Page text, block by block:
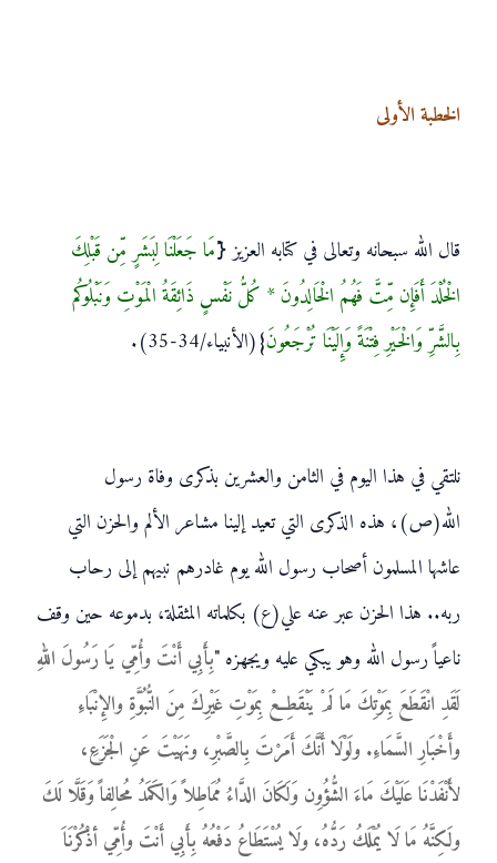
الخطبة الأولى
قال الله سبحانه وتعالى في كتابه العزيز {َمَا جَعَلْنَا لِبَشَرٍ مِّن قَبْلِكَ
الْخُلْدَ أَفَإِن مِّتَّ فَهُمُ الْخَالِدُونَ * كُلُّ نَفْسٍ ذَائِقَةُ الْمَوْتِ وَنَبْلُوكُم
بِالشَّرِّ وَالْخَيْرِ فِتْنَةً وَإِلَيْنَا تُرْجَعُونَ}(الأنبياء/34-35).
نلتقي في هذا اليوم في الثامن والعشرين بذكرى وفاة رسول
الله(ص)، هذه الذكرى التي تعيد إلينا مشاعر الألم والحزن التي
عاشها المسلمون أصحاب رسول الله يوم غادرهم نبيهم إلى رحاب
ربه.. هذا الحزن عبر عنه علي(ع) بكلماته المثقلة، بدموعه حين وقف
ناعياً رسول الله وهو يبكي عليه ويجهزه "بِأَبِي أَنْتَ وأُمِّي يَا رَسُولَ اللهِ
لَقَدِ انْقَطَعَ بِمَوْتِكَ مَا لَمْ يَنْقَطِعْ بِمَوْتِ غَيْرِكَ مِنَ النُّبُوَّةِ والإِنْبَاءِ
وأَخْبَارِ السَّمَاءِ. ولَوْلَا أَنَّكَ أَمَرْتَ بِالصَّبْرِ، ونَهَيْتَ عَنِ الْجَزَعِ،
لأَنْفَدْنَا عَلَيْكَ مَاءَ الشُّؤُوِن وَلَكَانَ الدَّاءُ مُمَاطِلاً وَالكَمَدُ مُحالِفاً وَقَلَّا لَكَ
ولَكِنَّهُ مَا لَا يُمْلَكُ رَدُّهُ، ولَا يُسْتَطَاعُ دَفْعُهُ بِأَبِي أَنْتَ وأُمِّي أذْكُرْنَاَ